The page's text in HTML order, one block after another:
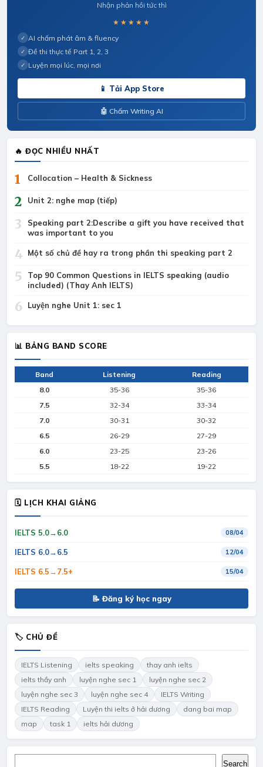
Nhận phản hồi tức thì
★★★★★
✓ AI chấm phát âm & fluency
✓ Đề thi thực tế Part 1, 2, 3
✓ Luyện mọi lúc, mọi nơi
📱 Tải App Store
🤖 Chấm Writing AI
🔥 ĐỌC NHIỀU NHẤT
1 Collocation – Health & Sickness
2 Unit 2: nghe map (tiếp)
3
Speaking part 2:Describe a gift you have received that
was important to you
4 Một số chủ đề hay ra trong phần thi speaking part 2
5
Top 90 Common Questions in IELTS speaking (audio
included) (Thay Anh IELTS)
6 Luyện nghe Unit 1: sec 1
📊 BẢNG BAND SCORE
Band Listening
Reading
8.0
35-36
35-36
7.5
32-34
33-34
7.0
30-31
30-32
6.5
26-29
27-29
6.0
23-25
23-26
5.5
18-22 19-22
🗓 LỊCH KHAI GIẢNG
IELTS 5.0→6.0 08/04
IELTS 6.0→6.5 12/04
IELTS 6.5→7.5+ 15/04
📝 Đăng ký học ngay
🏷 CHỦ ĐỀ
IELTS Listening ielts speaking
thay anh ielts
ielts thầy anh
luyện nghe sec 1
luyện nghe sec 2
luyện nghe sec 3
luyện nghe sec 4
IELTS Writing
IELTS Reading
Luyện thi ielts ở hải dương
dang bai map
map
task 1 ielts hải dương
Search